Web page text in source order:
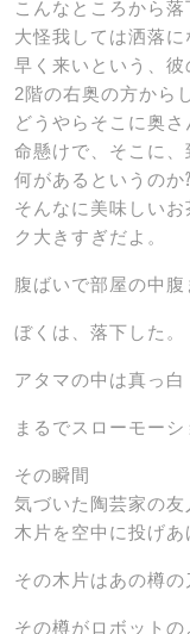
こんなところから落
大怪我しては洒落に
早く来いという、彼
2階の右奥の方から
どうやらそこに奥さ
命懸けで、そこに、
何があるというのか
そんなに美味しい
ク大きすぎだよ。
腹ばいで部屋の中腹
ぼくは、落下した。
アタマの中は真っ白
まるでスローモーシ
その瞬間
気づいた陶芸家の友
木片を空中に投げあ
その木片はあの樽
その樽がロボットの